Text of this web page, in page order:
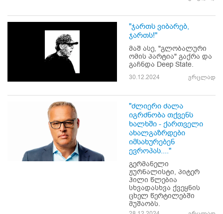
"ჯართს ვიბარებ,
ჯართს!"
მაშ ასე, "გლობალური
ომის პარტია" გაქრა და
გაჩნდა Deep State.
30.12.2024 ვრცლად
"ძლიერი ძალა
იგრძნობა თქვენს
ხალხში - ქართველი
ახალგაზრდები
იმსახურებენ
ევროპას...."
გერმანელი
ჟურნალისტი, პიტერ
ჰილი წლებია
სხვადასხვა ქვეყნის
ცხელ წერტილებში
მუშაობს.